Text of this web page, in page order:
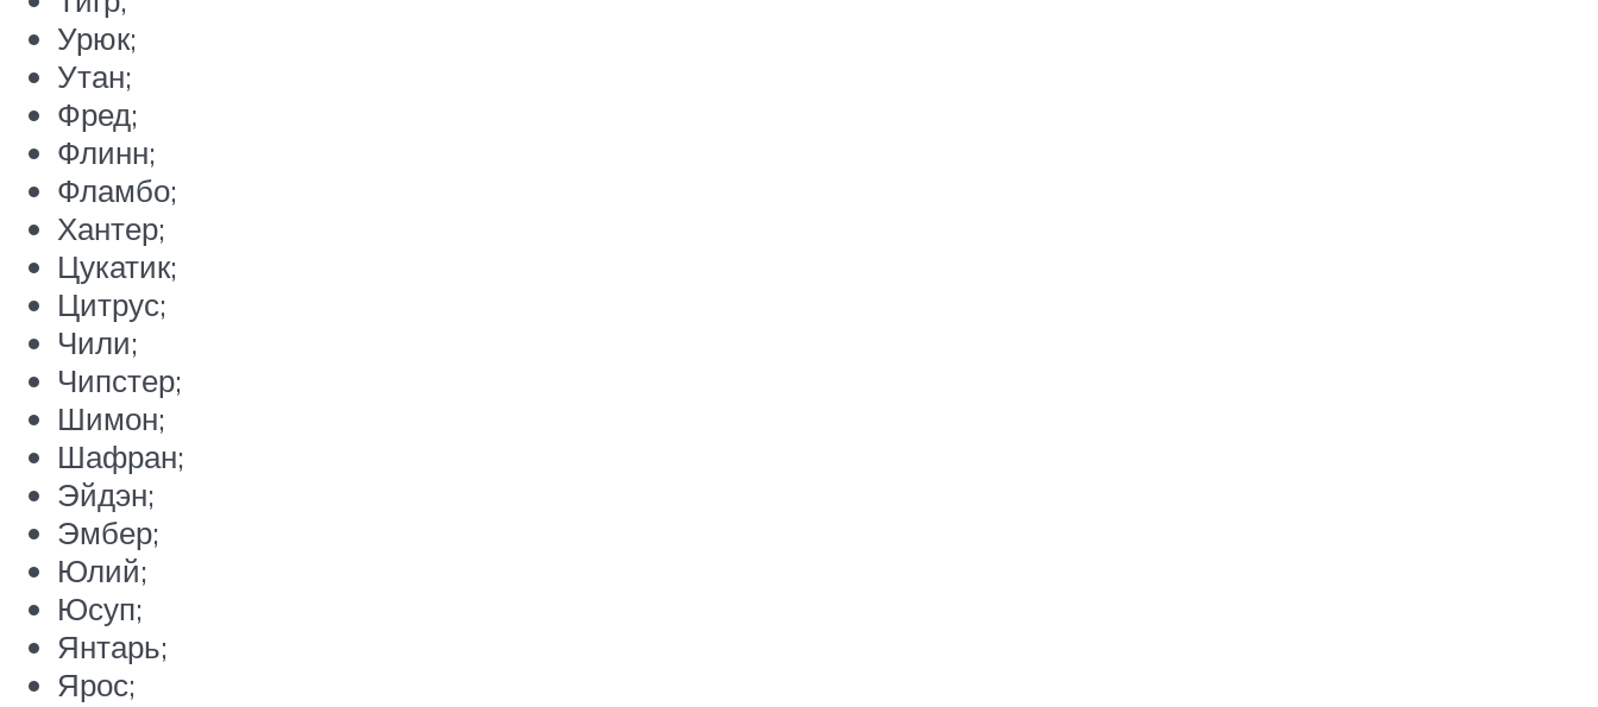
Урюк;
Утан;
Фред;
Флинн;
Фламбо;
Хантер;
Цукатик;
Цитрус;
Чили;
Чипстер;
Шимон;
Шафран;
Эйдэн;
Эмбер;
Юлий;
Юсуп;
Янтарь;
Ярос;